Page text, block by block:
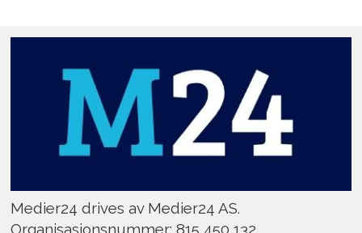
Medier24 drives av Medier24 AS.
Organisasjonsnummer: 815 450 132